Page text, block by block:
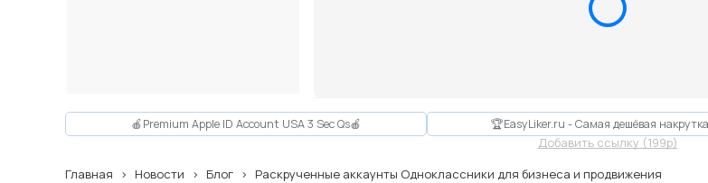
🍎Premium Apple ID Account USA 3 Sec Qs🍎 🏆EasyLiker.ru - Самая дешёвая
Добавить ссылку (199p)
Главная
Новости Блог Раскрученные аккаунты Одноклассники для бизнеса и продвижения